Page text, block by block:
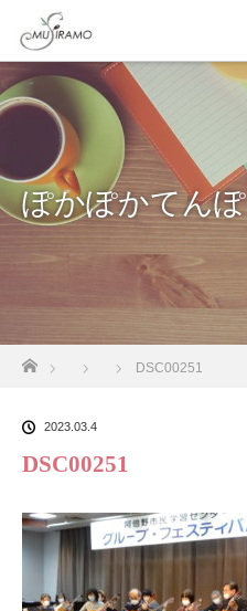
ぽかぽかてんぽ
DSC00251
2023.03.4
DSC00251